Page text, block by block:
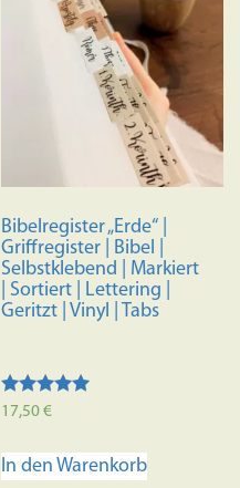
auf.
Die
können
auf
der
werden
Bibelregister „Erde“ |
Griffregister | Bibel |
Selbstklebend | Markiert
| Sortiert | Lettering |
Geritzt | Vinyl | Tabs
Bewertet
von 5
17,50€
In den Warenkorb